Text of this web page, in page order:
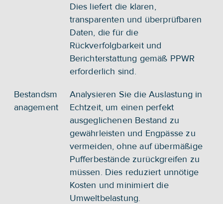
Dies liefert die klaren,
transparenten und überprüfbaren
Daten, die für die
Rückverfolgbarkeit und
Berichterstattung gemäß PPWR
erforderlich sind.
Bestandsm
anagement
Analysieren Sie die Auslastung in
Echtzeit, um einen perfekt
ausgeglichenen Bestand zu
gewährleisten und Engpässe zu
vermeiden, ohne auf übermäßige
Pufferbestände zurückgreifen zu
müssen. Dies reduziert unnötige
Kosten und minimiert die
Umweltbelastung.